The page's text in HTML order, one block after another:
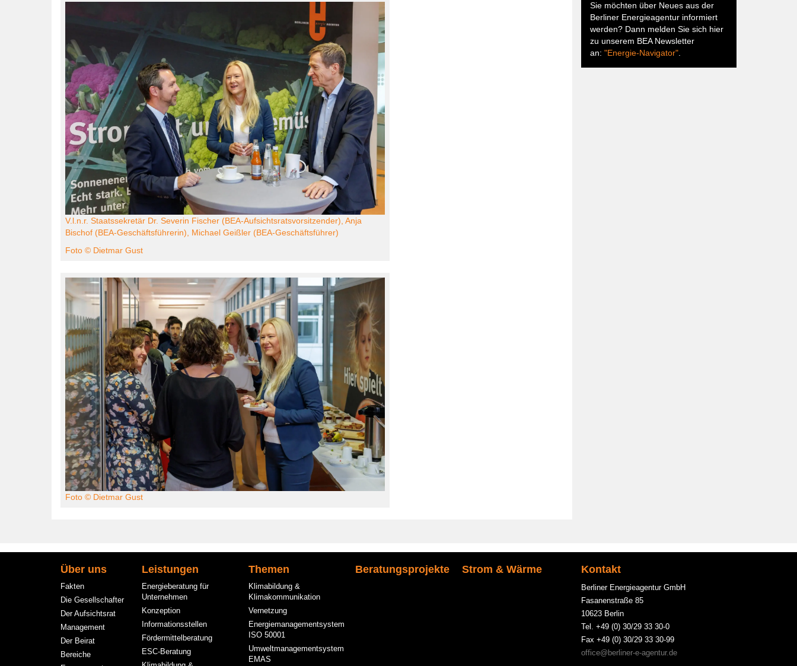
V.l.n.r. Staatssekretär Dr. Severin Fischer (BEA-Aufsichtsratsvorsitzender), Anja
Bischof (BEA-Geschäftsführerin), Michael Geißler (BEA-Geschäftsführer)
Foto © Dietmar Gust
Foto © Dietmar Gust
Sie möchten über Neues aus der
Berliner Energieagentur informiert
werden? Dann melden Sie sich hier
zu unserem BEA Newsletter
an: "Energie-Navigator".
Hauptnavigation
Über uns
Fakten
Die Gesellschafter
Der Aufsichtsrat
Management
Der Beirat
Bereiche
Leistungen
Energieberatung für
Unternehmen
Konzeption
Informationsstellen
Fördermittelberatung
ESC-Beratung
Themen
Klimabildung &
Klimakommunikation
Vernetzung
Energiemanagementsystem
ISO 50001
Umweltmanagementsystem
EMAS
Beratungsprojekte Strom & Wärme Kontakt
Berliner Energieagentur GmbH
Fasanenstraße 85
10623 Berlin
Tel. +49 (0) 30/29 33 30-0
Fax +49 (0) 30/29 33 30-99
office@berliner-e-agentur.de